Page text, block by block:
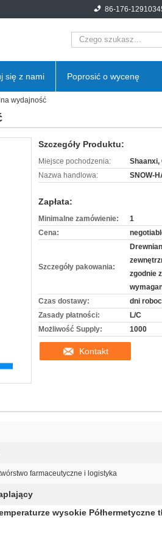
86-176-
się z nami Poprosić o wycenę
wydajność
Szczegóły Produktu:
Miejsce pochodzenia:
Shaanxi,
Nazwa handlowa:
SNOW-
Zapłata:
Minimalne zamówienie:
1
Cena:
Szczegóły pakowania:
zgodnie
Czas dostawy:
dni
Zasady płatności:
L/C
Możliwość Supply:
1000
Kontakt
farmaceutyczne i logistyka
wysokie Półhermetyczne